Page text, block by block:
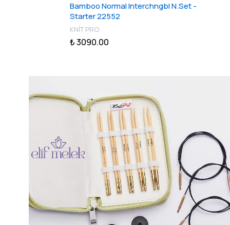
Bamboo Normal Interchngbl N.Set -
Starter 22552
KNİT PRO
₺ 3090.00